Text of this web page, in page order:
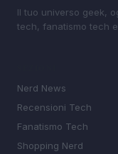
Il tuo universo geek,
tech, fanatismo tech
Nerd News
Recensioni Tech
Fanatismo Tech
Shopping Nerd